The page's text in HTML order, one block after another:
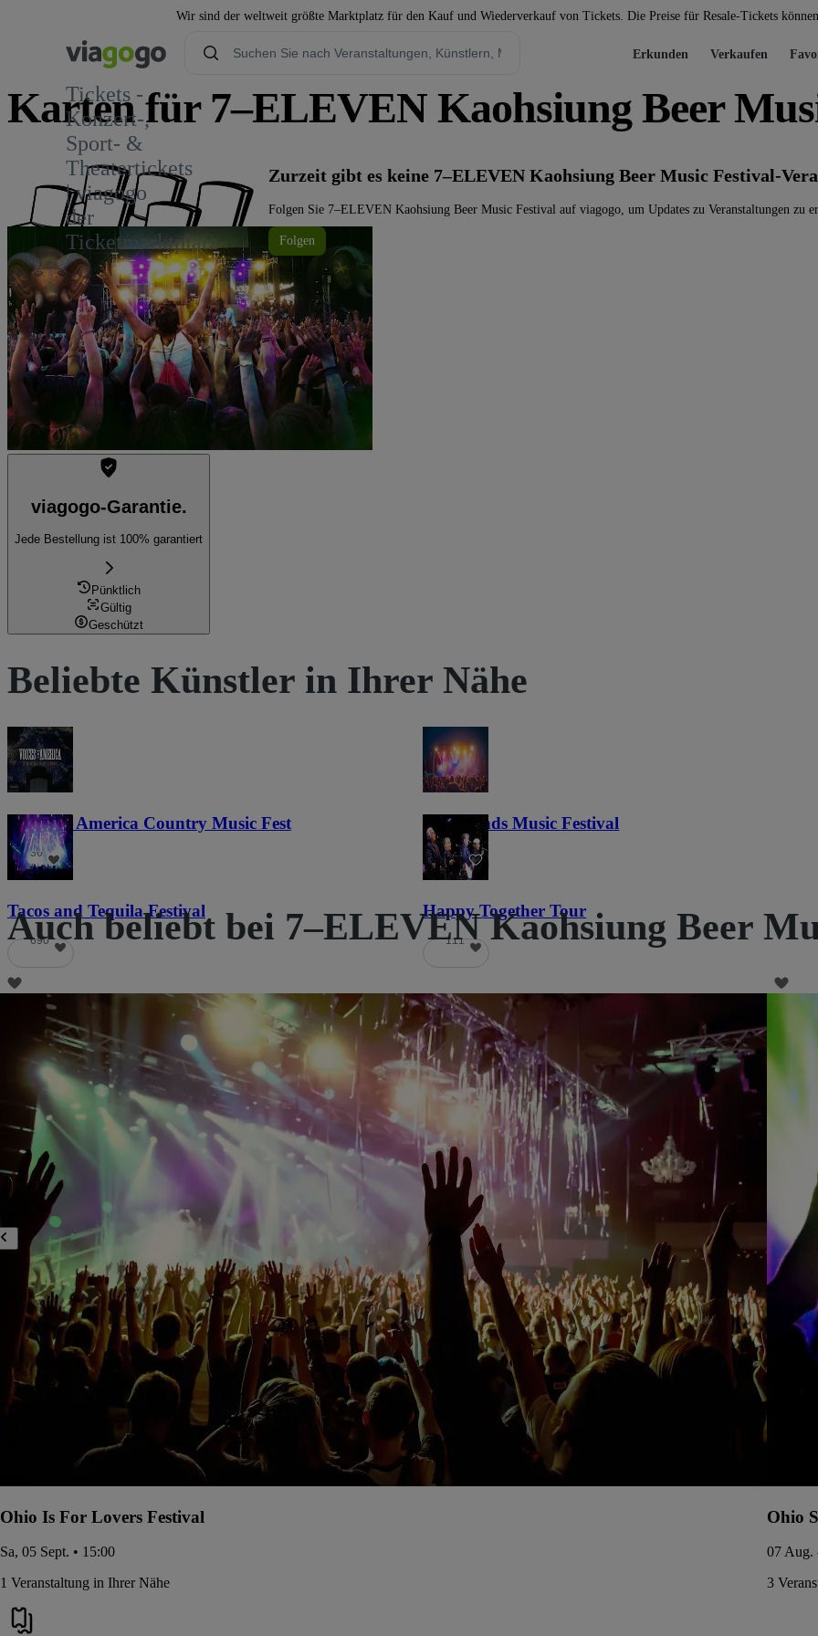
Wir sind der weltweit größte Marktplatz für den Kauf und Wiederverkauf von Tickets. Die Preise für Resale-Tickets
Tickets -
Konzert-,
Sport- &
Theatertickets
| viagogo
der
Ticketmarktplatz
Erkunden Verkaufen
Karten für 7–ELEVEN Kaohsiung Beer
Zurzeit gibt es keine 7–ELEVEN Kaohsiung Beer Music Festival-
Folgen Sie 7–ELEVEN Kaohsiung Beer Music Festival auf viagogo, um Updates zu Veranstaltungen zu
Folgen
viagogo-Garantie.
Jede Bestellung ist 100% garantiert
Pünktlich
Gültig
Geschützt
Beliebte Künstler in Ihrer Nähe
Voices of America Country Music Fest
36
Lost Lands Music Festival
121
Tacos and Tequila Festival
690
Happy Together Tour
111
Auch beliebt bei 7–ELEVEN Kaohsiung Beer
Ohio Is For Lovers Festival
Sa, 05 Sept. • 15:00
1 Veranstaltung in Ihrer Nähe
Ohio
07 Aug.
3